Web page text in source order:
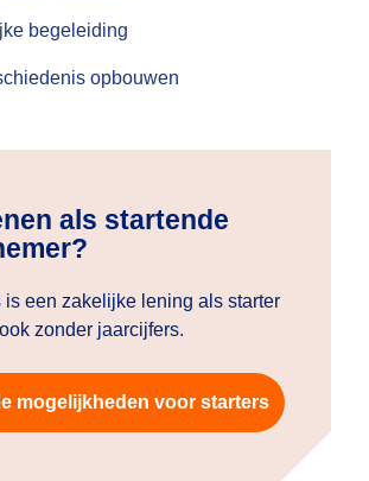
begeleiding
opbouwen
als startende
is een zakelijke lening als starter
zonder jaarcijfers.
mogelijkheden voor starters